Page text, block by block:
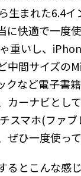
生まれた6.4イ
に快適で一度
重いし、
中間サイズの
クなど電子書
カーナビとし
スマホ(ファ
ぜひ一度使っ
るとこんな感